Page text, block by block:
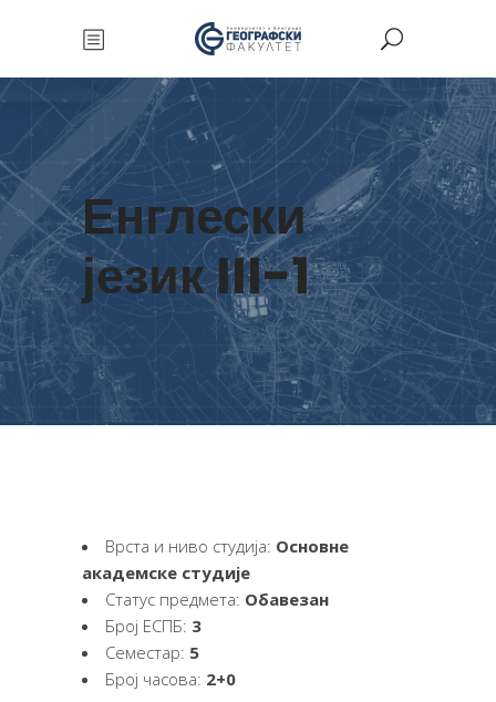
Енглески
језик III-1
Врста и ниво студија: Основне
академске студије
Статус предмета: Обавезан
Број ЕСПБ: 3
Семестар: 5
Број часова: 2+0